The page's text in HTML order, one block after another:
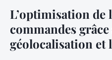
L’optimisation de
commandes grâce
géolocalisation et